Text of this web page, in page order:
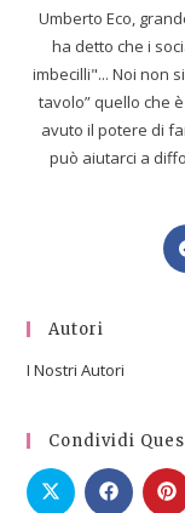
Umberto Eco,
ha detto che i
imbecilli"... Noi non
tavolo” quello che
avuto il potere di
può aiutarci a
Autori
I Nostri Autori
Condividi